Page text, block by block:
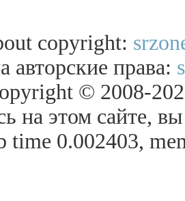
copyright:
авторские права:
© 2008-
на этом сайте,
time 0.002403,